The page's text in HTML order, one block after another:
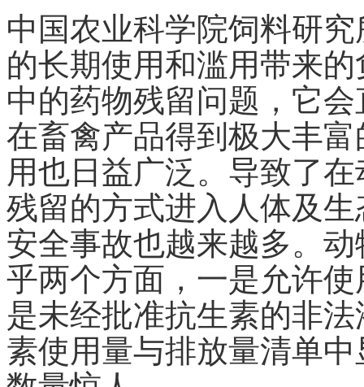
中国农业科学院饲料研
的长期使用和滥用带来
中的药物残留问题，它
在畜禽产品得到极大丰
用也日益广泛。导致了
残留的方式进入人体及
安全事故也越来越多。
乎两个方面，一是允许
是未经批准抗生素的非
素使用量与排放量清单